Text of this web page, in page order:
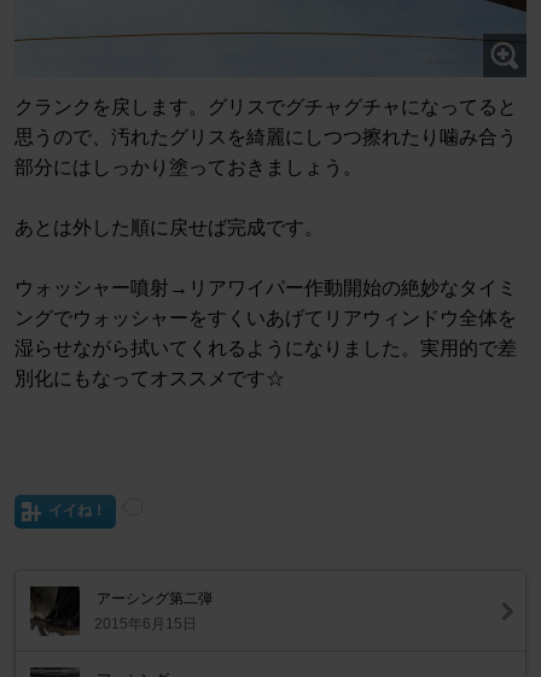
クランクを戻します。グリスでグチャグチャになってると
思うので、汚れたグリスを綺麗にしつつ擦れたり噛み合う
部分にはしっかり塗っておきましょう。
あとは外した順に戻せば完成です。
ウォッシャー噴射→リアワイパー作動開始の絶妙なタイミ
ングでウォッシャーをすくいあげてリアウィンドウ全体を
湿らせながら拭いてくれるようになりました。実用的で差
別化にもなってオススメです☆
イイね！
アーシング第二弾
2015年6月15日